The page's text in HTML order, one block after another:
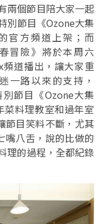
兩個節目陪大家一起
別節目《Ozone大集
官方頻道上架；而
冒險》將於本周六
頻道播出，讓大家重
一路以來的支持，
節目《Ozone大集
菜料理教室和過年室
節目笑料不斷，尤其
嘴八舌，說的比做的
理的過程，全都紀錄